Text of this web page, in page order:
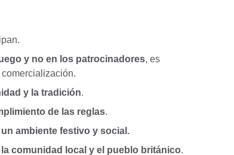
y no en los patrocinadores, es
y la tradición.
de las reglas.
ambiente festivo y social.
comunidad local y el pueblo británico.